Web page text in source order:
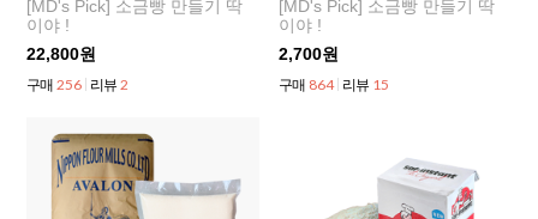
[MD's Pick] 소금빵 만들기 딱
이야 !
22,800원
구매 256 리뷰 2
[MD's Pick] 소금빵 만들기 딱
이야 !
2,700원
구매 864 리뷰 15